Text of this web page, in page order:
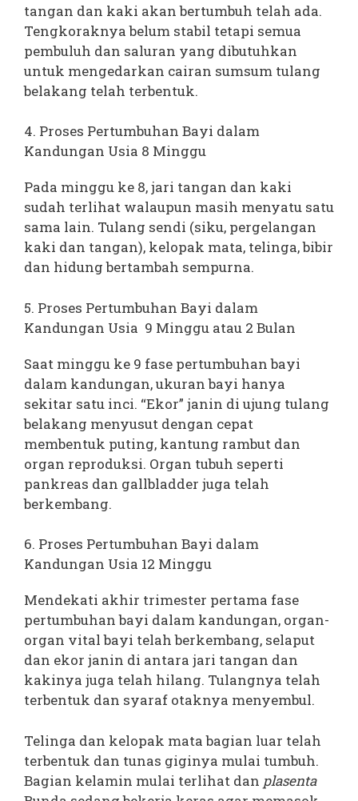
tangan dan kaki akan bertumbuh telah ada.
Tengkoraknya belum stabil tetapi semua
pembuluh dan saluran yang dibutuhkan
untuk mengedarkan cairan sumsum tulang
belakang telah terbentuk.
4. Proses Pertumbuhan Bayi dalam
Kandungan Usia 8 Minggu
Pada minggu ke 8, jari tangan dan kaki
sudah terlihat walaupun masih menyatu satu
sama lain. Tulang sendi (siku, pergelangan
kaki dan tangan), kelopak mata, telinga, bibir
dan hidung bertambah sempurna.
5. Proses Pertumbuhan Bayi dalam
Kandungan Usia 9 Minggu atau 2 Bulan
Saat minggu ke 9 fase pertumbuhan bayi
dalam kandungan, ukuran bayi hanya
sekitar satu inci. “Ekor” janin di ujung tulang
belakang menyusut dengan cepat
membentuk puting, kantung rambut dan
organ reproduksi. Organ tubuh seperti
pankreas dan gallbladder juga telah
berkembang.
6. Proses Pertumbuhan Bayi dalam
Kandungan Usia 12 Minggu
Mendekati akhir trimester pertama fase
pertumbuhan bayi dalam kandungan, organ-
organ vital bayi telah berkembang, selaput
dan ekor janin di antara jari tangan dan
kakinya juga telah hilang. Tulangnya telah
terbentuk dan syaraf otaknya menyembul.
Telinga dan kelopak mata bagian luar telah
terbentuk dan tunas giginya mulai tumbuh.
Bagian kelamin mulai terlihat dan plasenta